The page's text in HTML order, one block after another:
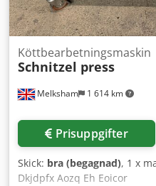
Melksham 1 614 km
Köttbearbetningsmaskin
Schnitzel press
Prisuppgifter
Skick: bra (begagnad), 1 x
Dkjdpfx Aozq Eh Eoicor